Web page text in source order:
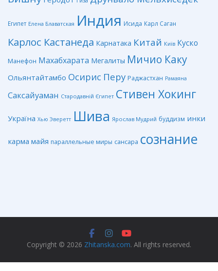
Египет Елена Блаватская Индия Исида Карл Саган
Карлос Кастанеда Карнатака Китай Київ Куско
Манефон Махабхарата Мегалиты Мичио Каку
Ольянтайтамбо Осирис Перу Раджастхан Рамаяна
Саксайуаман Стародавній Єгипет Стивен Хокинг
Україна Хью Эверетт Шива Ярослав Мудрий буддизм инки
карма майя параллельные миры сансара сознание
Copyright © 2026 Zhitanska.com. All rights reserved.